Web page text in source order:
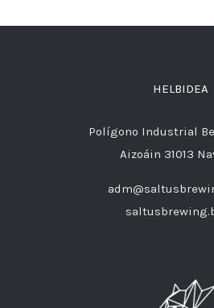
HELBIDEA
Polígono Industrial
Aizoáin 31013